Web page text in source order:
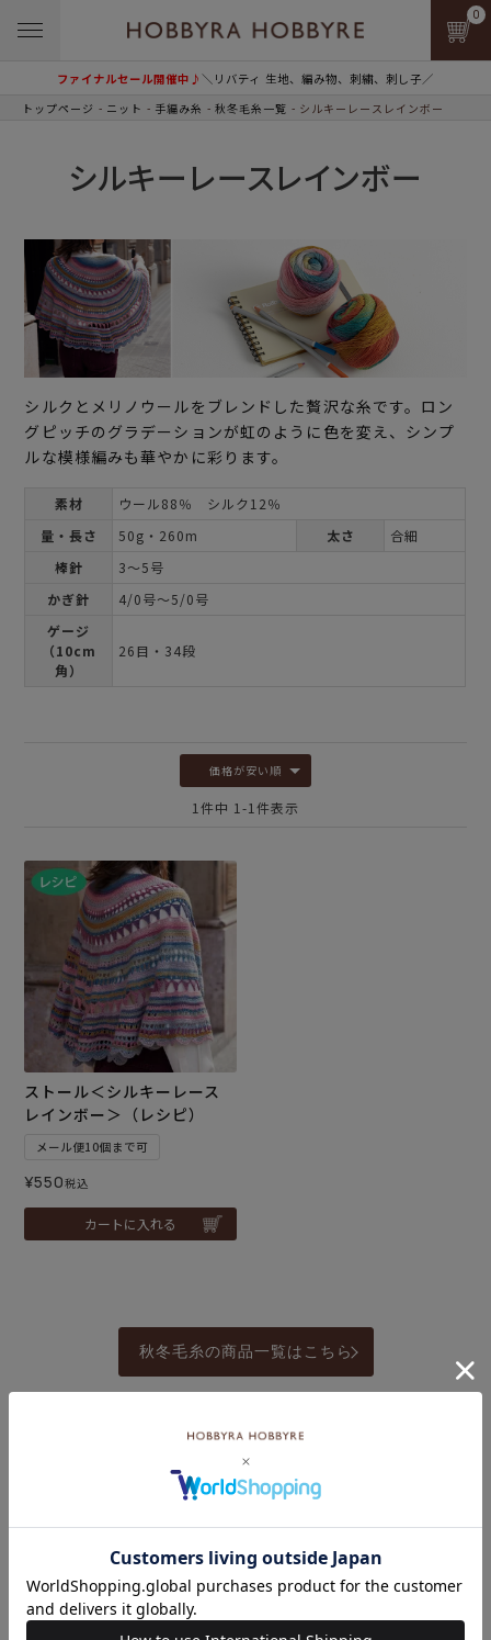
ファイナルセール開催中♪＼リバティ 生地、編み物、刺繍、刺し子／
0
トップページ ニット 手編み糸 秋冬毛糸一覧 シルキーレースレインボー
シルキーレースレインボー
シルクとメリノウールをブレンドした贅沢な糸です。ロン
グピッチのグラデーションが虹のように色を変え、シンプ
ルな模様編みも華やかに彩ります。
素材
ウール88％ シルク12％
量・長さ
50g・260m 太さ
合細
棒針
3～5号
かぎ針
4/0号～5/0号
ゲージ
（10cm
角）
26目・34段
価格が安い順
1 件中 1 -1 件表示
ストール＜シルキーレース
レインボー＞（レシピ）
メール便10個まで可
¥550税込
カートに入れる
秋冬毛糸の商品一覧はこちら
編み物材料セットの商品一覧はこちら
いろいろなテーマの特集一覧はこちら